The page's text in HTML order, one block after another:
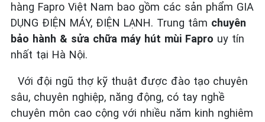
hàng Fapro Việt Nam bao gồm các sản phẩm GIA
DỤNG ĐIỆN MÁY, ĐIỆN LẠNH. Trung tâm chuyên
bảo hành & sửa chữa máy hút mùi Fapro uy tín
nhất tại Hà Nội.
Với đội ngũ thợ kỹ thuật được đào tạo chuyên
sâu, chuyên nghiệp, năng động, có tay nghề
chuyên môn cao cộng với nhiều năm kinh nghiêm